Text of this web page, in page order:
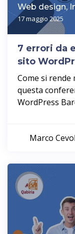
Web design,
17 maggio 2025
7 errori da
sito
Come si
questa
WordPress
Marco